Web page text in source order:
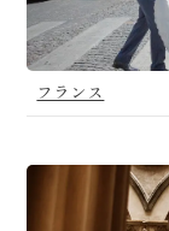
フランス